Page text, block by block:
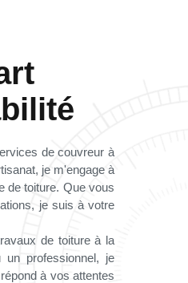
de couvreur à
je m'engage à
de toiture. Que vous
je suis à votre
de toiture à la
professionnel, je
à vos attentes